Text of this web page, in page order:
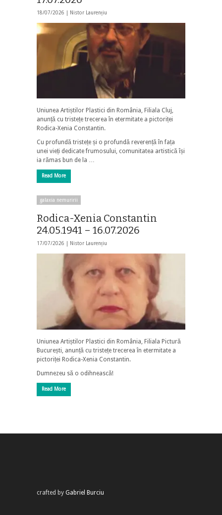
18/07/2026 | Nistor Laurențiu
Uniunea Artiștilor Plastici din România, Filiala Cluj,
anunță cu tristețe trecerea în etermitate a pictoriței
Rodica-Xenia Constantin.
Cu profundă tristețe și o profundă reverență în fața
unei vieți dedicate frumosului, comunitatea artistică își
ia rămas bun de la …
Read More
galaxia nemuririi
Rodica-Xenia Constantin
24.05.1941 – 16.07.2026
17/07/2026 | Nistor Laurențiu
Uniunea Artiștilor Plastici din România, Filiala Pictură
București, anunță cu tristețe trecerea în etermitate a
pictoriței Rodica-Xenia Constantin.
Dumnezeu să o odihnească!
Read More
crafted by Gabriel Burciu